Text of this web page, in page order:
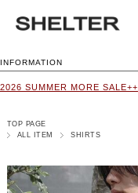
INFORMATION
2026 SUMMER MORE SALE++
TOP PAGE
ALL ITEM
SHIRTS